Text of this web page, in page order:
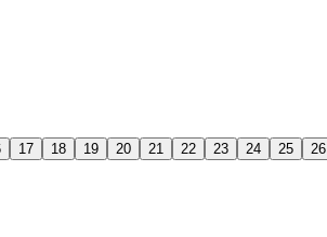
17 18 19 20 21 22 23 24 25 26